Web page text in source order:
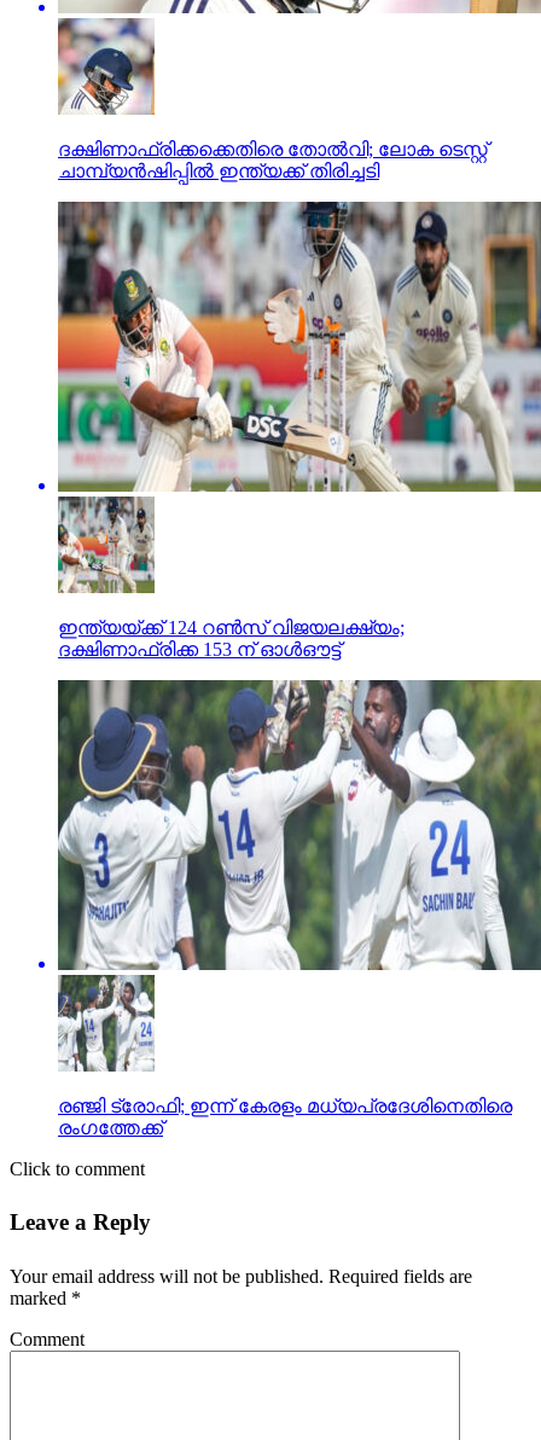
ദക്ഷിണാഫ്രിക്കക്കെതിരെ തോല്‍വി; ലോക ടെസ്റ്റ്
ചാമ്പ്യന്‍ഷിപ്പില്‍ ഇന്ത്യക്ക് തിരിച്ചടി
ഇന്ത്യയ്ക്ക് 124 റണ്‍സ് വിജയലക്ഷ്യം;
ദക്ഷിണാഫ്രിക്ക 153 ന് ഓള്‍ഔട്ട്
രഞ്ജി ട്രോഫി; ഇന്ന് കേരളം മധ്യപ്രദേശിനെതിരെ
രംഗത്തേക്ക്
Click to comment
Leave a Reply
Your email address will not be published. Required fields are
marked *
Comment